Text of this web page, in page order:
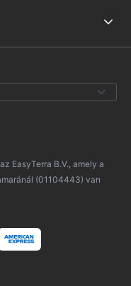
EasyTerra B.V., amely a
(01104443) van